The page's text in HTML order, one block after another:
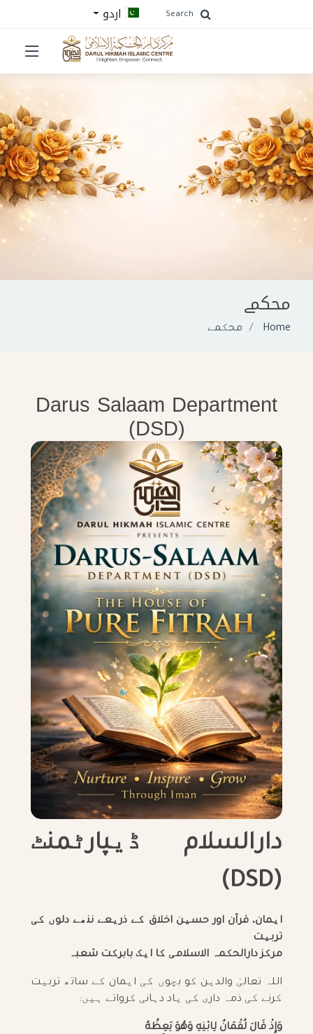
Search اردو
محکمے
Home محکمے
Darus Salaam Department
(DSD)
دارالسلام ڈیپارٹمنٹ
(DSD)
ایمان، قرآن اور حسین اخلاق کے ذریعے ننھے دلوں کی
تربیت
مرکز دارالحکمہ الاسلامی کا ایک بابرکت شعبہ
اللہ تعالیٰ والدین کو بچوں کی ایمان کے ساتھ تربیت
کرنے کی ذمہ داری کی یاد دہانی کرواتے ہیں:
وَإِذْ قَالَ لُقْمَانُ لِابْنِهِ وَهُوَ يَعِظُهُ